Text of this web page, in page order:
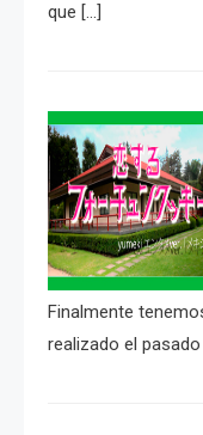
que […]
Finalmente
realizado el